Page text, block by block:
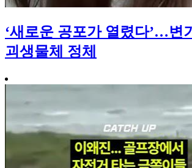
‘새로운 공포가 열렸다’…변
괴생물체 정체